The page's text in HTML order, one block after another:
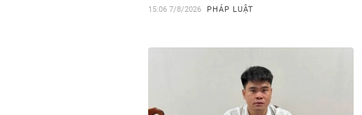
15:06 7/8/2026 PHÁP LUẬT